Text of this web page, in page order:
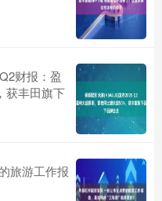
财报：盈
获丰田旗下
旅游工作报